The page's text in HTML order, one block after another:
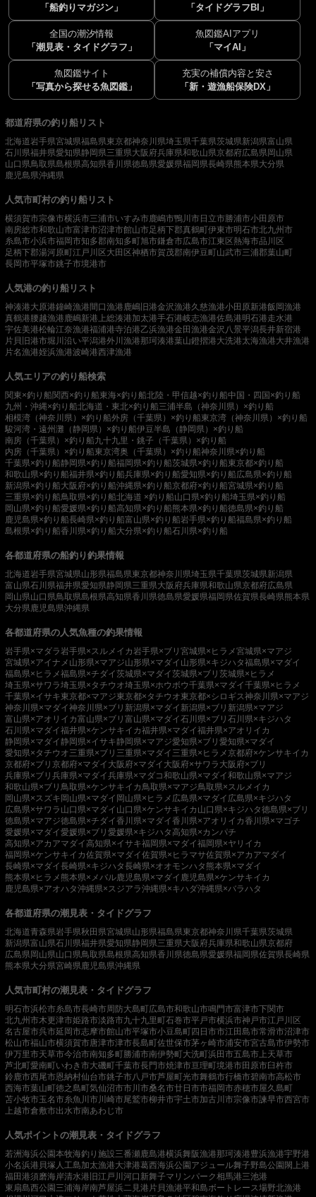
「船釣りマガジン」
「タイドグラフBI」
全国の潮汐情報
「潮見表・タイドグラフ」
魚図鑑AIアプリ
「マイAI」
魚図鑑サイト
「写真から探せる魚図鑑」
充実の補償内容と安さ
「新・遊漁船保険DX」
都道府県の釣り船リスト
北海道岩手県宮城県福島県東京都神奈川県埼玉県千葉県茨城県新潟県富山県
石川県福井県愛知県静岡県三重県大阪府兵庫県和歌山県京都府広島県岡山県
山口県鳥取県島根県高知県香川県徳島県愛媛県福岡県長崎県熊本県大分県
鹿児島県沖縄県
人気市町村の釣り船リスト
横須賀市宗像市横浜市三浦市いすみ市鹿嶋市鴨川市日立市勝浦市小田原市
南房総市和歌山市富津市沼津市館山市足柄下郡真鶴町伊東市明石市北九州市
糸島市小浜市福岡市知多郡南知多町旭市鎌倉市広島市江東区熱海市品川区
足柄下郡湯河原町江戸川区大田区神栖市賀茂郡南伊豆町山武市三浦郡葉山町
長岡市平塚市銚子市境港市
人気港の釣り船リスト
神湊港大原港鐘崎漁港間口漁港 鹿嶋旧港金沢漁港久慈漁港小田原新港飯岡漁港
真鶴港腰越漁港 鹿嶋新港 上総湊港加太港手石港岐志漁港佐島港明石港走水港
宇佐美港松輪江奈漁港福浦港寺泊港乙浜漁港金田漁港金沢八景平潟長井新宿港
片貝旧港市堀川沿い平潟港外川漁港那珂湊港葉山鐙摺港大洗港太海漁港大井漁港
片名漁港姪浜漁港波崎港西津漁港
人気エリアの釣り船検索
関東×釣り船関西×釣り船東海×釣り船北陸・甲信越×釣り船中国・四国×釣り船
九州・沖縄×釣り船北海道・東北×釣り船三浦半島（神奈川県）×釣り船
相模湾（神奈川県）×釣り船外房（千葉県）×釣り船東京湾（神奈川県）×釣り船
駿河湾・遠州灘（静岡県）×釣り船伊豆半島（静岡県）×釣り船
南房（千葉県）×釣り船九十九里・銚子（千葉県）×釣り船
内房（千葉県）×釣り船東京湾奥（千葉県）×釣り船神奈川県×釣り船
千葉県×釣り船静岡県×釣り船福岡県×釣り船茨城県×釣り船東京都×釣り船
和歌山県×釣り船福井県×釣り船兵庫県×釣り船愛知県×釣り船広島県×釣り船
新潟県×釣り船大阪府×釣り船沖縄県×釣り船京都府×釣り船宮城県×釣り船
三重県×釣り船鳥取県×釣り船北海道 ×釣り船山口県×釣り船埼玉県×釣り船
岡山県×釣り船愛媛県×釣り船高知県×釣り船熊本県×釣り船徳島県×釣り船
鹿児島県×釣り船長崎県×釣り船富山県×釣り船岩手県×釣り船福島県×釣り船
島根県×釣り船香川県×釣り船大分県×釣り船石川県×釣り船
各都道府県の船釣り釣果情報
北海道岩手県宮城県山形県福島県東京都神奈川県埼玉県千葉県茨城県新潟県
富山県石川県福井県愛知県静岡県三重県大阪府兵庫県和歌山県京都府広島県
岡山県山口県鳥取県島根県高知県香川県徳島県愛媛県福岡県佐賀県長崎県熊本県
大分県 鹿児島県沖縄県
各都道府県の人気魚種の釣果情報
岩手県×マダラ 岩手県×スルメイカ 岩手県×ブリ 宮城県×ヒラメ宮城県×マアジ
宮城県×アイナメ 山形県×マアジ山形県×マダイ 山形県×キジハタ福島県×マダイ
福島県×ヒラメ福島県×チダイ茨城県×マダイ茨城県×ブリ 茨城県×ヒラメ
埼玉県×サワラ埼玉県×タチウオ埼玉県×ホウボウ千葉県×マダイ千葉県×ヒラメ
千葉県×イサキ東京都×マアジ東京都×タチウオ東京都×シロギス神奈川県×マアジ
神奈川県×マダイ神奈川県×ブリ 新潟県×マダイ 新潟県×ブリ 新潟県×マアジ
富山県×アオリイカ富山県×ブリ 富山県×マダイ石川県×ブリ 石川県×キジハタ
石川県×マダイ福井県×ケンサキイカ福井県×マダイ福井県×アオリイカ
静岡県×マダイ静岡県×イサキ静岡県×マアジ愛知県×ブリ 愛知県×マダイ
愛知県×タチウオ三重県×ブリ 三重県×マダイ 三重県×ヒラメ京都府×ケンサキイカ
京都府×ブリ 京都府×マダイ 大阪府×マダイ 大阪府×サワラ 大阪府×ブリ
兵庫県×ブリ 兵庫県×マダイ兵庫県×マダコ和歌山県×マダイ和歌山県×マアジ
和歌山県×ブリ 鳥取県×ケンサキイカ 鳥取県×マアジ鳥取県×スルメイカ
岡山県×スズキ岡山県×マダイ 岡山県×ヒラメ 広島県×マダイ 広島県×キジハタ
広島県×サワラ 山口県×マダイ 山口県×ケンサキイカ 山口県×キジハタ徳島県×ブリ
徳島県×マアジ徳島県×チダイ香川県×マダイ香川県×アオリイカ香川県×マゴチ
愛媛県×マダイ愛媛県×ブリ 愛媛県×キジハタ高知県×カンパチ
高知県×アカアマダイ高知県×イサキ福岡県×マダイ福岡県×ヤリイカ
福岡県×ケンサキイカ佐賀県×マダイ佐賀県×ヒラマサ佐賀県×アカアマダイ
長崎県×マダイ長崎県×キジハタ長崎県×オオモンハタ 熊本県×マダイ
熊本県×ヒラメ 熊本県×メバル鹿児島県×マダイ 鹿児島県×ケンサキイカ
鹿児島県×アオハタ沖縄県×スジアラ沖縄県×キハダ沖縄県×バラハタ
各都道府県の潮見表・タイドグラフ
北海道青森県岩手県秋田県宮城県山形県福島県東京都神奈川県千葉県茨城県
新潟県富山県石川県福井県愛知県静岡県三重県大阪府兵庫県和歌山県京都府
広島県岡山県山口県鳥取県島根県高知県香川県徳島県愛媛県福岡県佐賀県長崎県
熊本県大分県宮崎県 鹿児島県沖縄県
人気市町村の潮見表・タイドグラフ
明石市浜松市糸島市長崎市周防大島町広島市和歌山市鳴門市富津市下関市
北九州市木更津市姫路市淡路市九十九里町石巻市平戸市横浜市神戸市江戸川区
名古屋市呉市延岡市志摩市館山市平塚市小豆島町四日市市江田島市常滑市沼津市
松山市福山市横須賀市唐津市津市長島町佐世保市茅ヶ崎市浦安市宮古島市伊勢市
伊万里市天草市今治市南知多町勝浦市南伊勢町大洗町浜田市五島市 上天草市
芦北町愛南町いわき市大磯町千葉市長門市焼津市亘理町境港市田原市臼杵市
鈴鹿市西尾市恩納村仙台市銚子市八戸市芦屋町光市舞鶴市行橋市碧南市高松市
西海市葉山町徳之島町気仙沼市市川市桑名市廿日市市福岡市赤穂市屋久島町
苫小牧市玉名市糸魚川市 川崎市尾鷲市柳井市宇土市加古川市宗像市諫早市西宮市
上越市倉敷市出水市南あわじ市
人気ポイントの潮見表・タイドグラフ
若洲海浜公園本牧海釣り施設三番瀬 鹿島港横浜舞阪漁港那珂湊港豊浜漁港宇野港
小名浜港 貝塚人工島加太漁港大津港葛西海浜公園アジュール舞子野島公園閖上港
福田港須磨海岸清水港 旧江戸川河口 新舞子マリンパーク相馬港三池港
東扇島西公園三浦海岸南芦屋浜二見港 片貝漁港平和島ボートレース場野北漁港